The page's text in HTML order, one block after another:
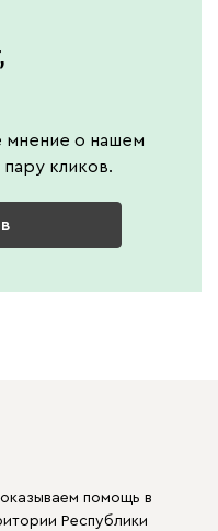
мнение о нашем
кликов.
помощь в
Республики